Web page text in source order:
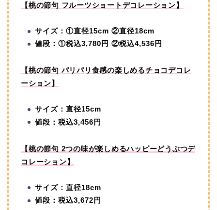
【桃の節句 フルーツショートデコレーション】
サイズ：①直径15cm ②直径18cm
値段：①税込3,780円 ②税込4,536円
【桃の節句 パリパリ食感の楽しめるチョコデコレ
ーション】
サイズ：直径15cm
値段：税込3,456円
【桃の節句 2つの味が楽しめるハッピーどうぶつデ
コレーション】
サイズ：直径18cm
値段：税込3,672円